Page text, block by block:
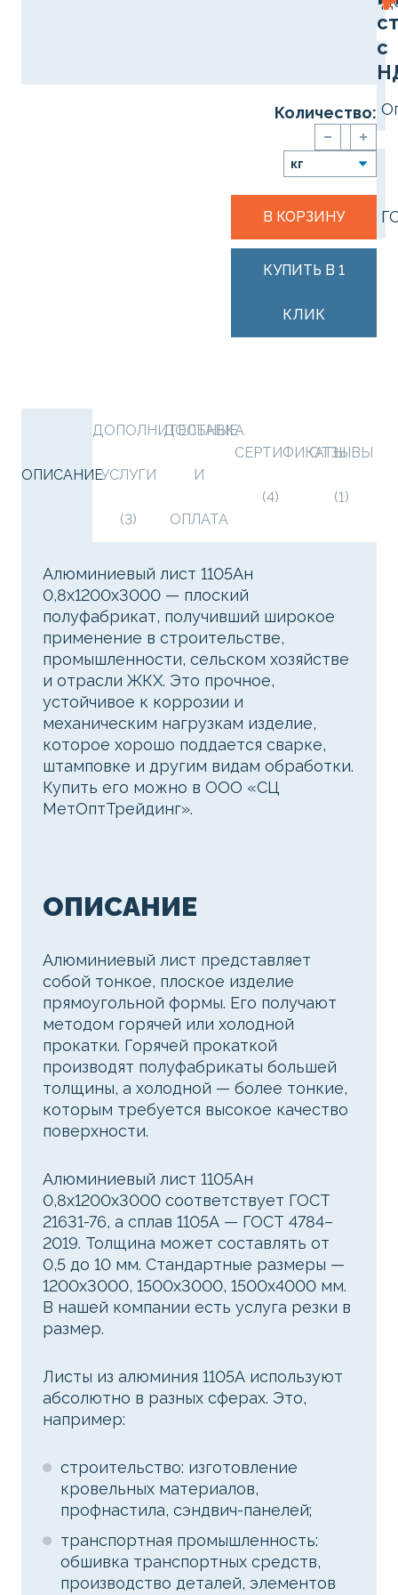
с
Количество:
В КОРЗИНУ
КУПИТЬ В 1
КЛИК
ОПИСАНИЕ
ДОПОЛНИТЕЛЬНЫЕ
УСЛУГИ
(3)
ДОСТАВКА
И
ОПЛАТА
СЕРТИФИКАТЫ
(4)
ОТЗЫВЫ
(1)
Алюминиевый лист 1105Ан
0,8х1200х3000 — плоский
полуфабрикат, получивший широкое
применение в строительстве,
промышленности, сельском хозяйстве
и отрасли ЖКХ. Это прочное,
устойчивое к коррозии и
механическим нагрузкам изделие,
которое хорошо поддается сварке,
штамповке и другим видам обработки.
Купить его можно в ООО «СЦ
МетОптТрейдинг».
ОПИСАНИЕ
Алюминиевый лист представляет
собой тонкое, плоское изделие
прямоугольной формы. Его получают
методом горячей или холодной
прокатки. Горячей прокаткой
производят полуфабрикаты большей
толщины, а холодной — более тонкие,
которым требуется высокое качество
поверхности.
Алюминиевый лист 1105Ан
0,8х1200х3000 соответствует ГОСТ
21631-76, а сплав 1105А — ГОСТ 4784–
2019. Толщина может составлять от
0,5 до 10 мм. Стандартные размеры —
1200x3000, 1500x3000, 1500x4000 мм.
В нашей компании есть услуга резки в
размер.
Листы из алюминия 1105А используют
абсолютно в разных сферах. Это,
например:
строительство: изготовление
кровельных материалов,
профнастила, сэндвич-панелей;
транспортная промышленность:
обшивка транспортных средств,
производство деталей, элементов